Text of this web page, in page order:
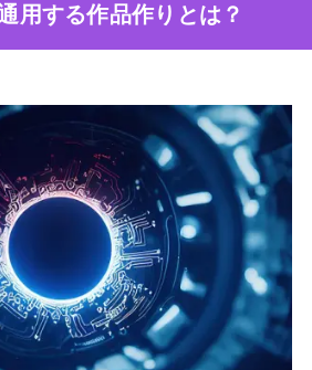
用する作品作りとは？